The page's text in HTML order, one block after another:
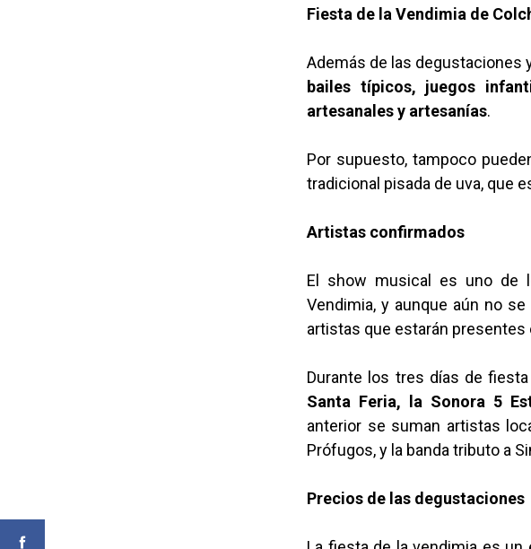
Fiesta de la Vendimia de
Además de las degustaciones
bailes típicos, juegos
artesanales y artesanías.
Por supuesto, tampoco
tradicional pisada de uva, que
Artistas confirmados
El show musical es uno de
Vendimia, y aunque aún no
artistas que estarán presentes
Durante los tres días de
Santa Feria, la Sonora 5
anterior se suman artistas
Prófugos, y la banda tributo a
Precios de las degustaciones